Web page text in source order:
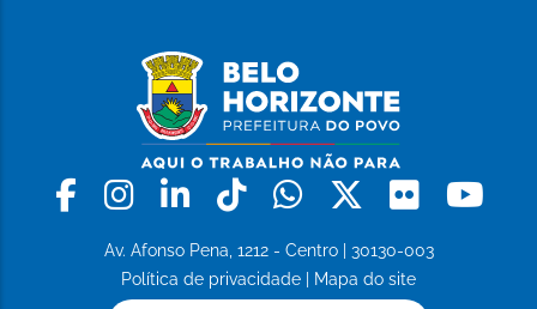
Facebook
Instagram
LinkedinTiktokWhatsapp
X Flickr
Av. Afonso Pena, 1212 - Centro | 30130-003
Política de privacidade
Mapa do site